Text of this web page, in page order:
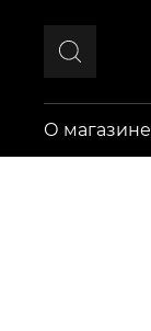
О магазине